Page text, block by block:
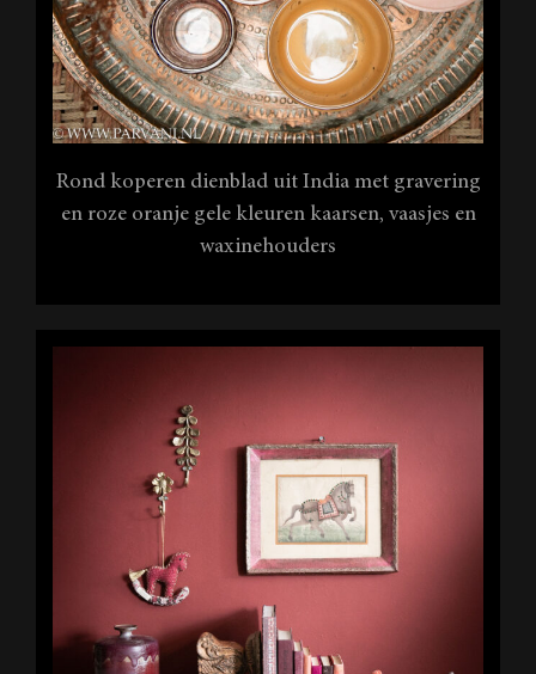
Rond koperen dienblad uit India met gravering
en roze oranje gele kleuren kaarsen, vaasjes en
waxinehouders